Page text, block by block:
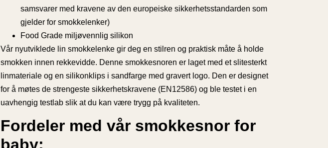
samsvarer med kravene av den europeiske sikkerhetsstandarden som
gjelder for smokkelenker)
Food Grade miljøvennlig silikon
Vår nyutviklede lin smokkelenke gir deg en stilren og praktisk måte å holde
smokken innen rekkevidde. Denne smokkesnoren er laget med et slitesterkt
linmateriale og en silikonklips i sandfarge med gravert logo. Den er designet
for å møtes de strengeste sikkerhetskravene (EN12586) og ble testet i en
uavhengig testlab slik at du kan være trygg på kvaliteten.
Fordeler med vår smokkesnor for